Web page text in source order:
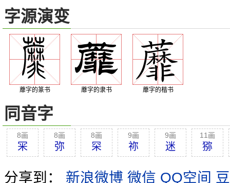
字源演变
蘼字的篆书 蘼字的隶书 蘼字的楷书
同音字
8画
冞
8画
弥
8画
罙
9画
祢
9画
迷
11画
猕
分享到： 新浪微博 微信 QQ空间